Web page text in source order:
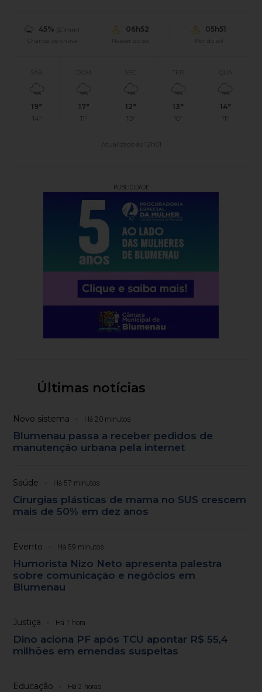
45% (0.1mm)
Chance de chuva
06h52
Nascer do sol
05h51
Pôr do sol
SÁB
19°
14°
DOM
17°
11°
SEG
12°
10°
TER
13°
10°
QUA
14°
11°
Atualizado às 12h01
PUBLICIDADE
Últimas notícias
Novo sistema Há 20 minutos
Blumenau passa a receber pedidos de
manutenção urbana pela internet
Saúde Há 57 minutos
Cirurgias plásticas de mama no SUS crescem
mais de 50% em dez anos
Evento Há 59 minutos
Humorista Nizo Neto apresenta palestra
sobre comunicação e negócios em
Blumenau
Justiça Há 1 hora
Dino aciona PF após TCU apontar R$ 55,4
milhões em emendas suspeitas
Educação Há 2 horas